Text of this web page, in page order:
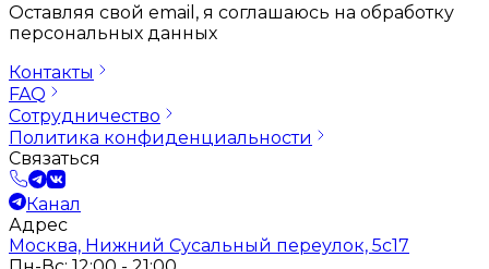
Оставляя свой email, я соглашаюсь на обработку
персональных данных
Контакты
FAQ
Сотрудничество
Политика конфиденциальности
Связаться
Канал
Адрес
Москва, Нижний Сусальный переулок, 5с17